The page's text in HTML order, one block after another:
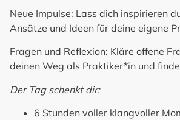
Neue Impulse: Lass dich inspirieren
Ansätze und Ideen für deine eigene
Fragen und Reflexion: Kläre offene
deinen Weg als Praktiker*in und
Der Tag schenkt dir:
6 Stunden voller klangvoller